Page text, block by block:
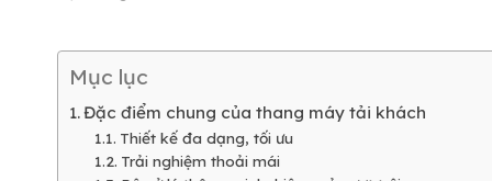
Mục lục
Đặc điểm chung của thang máy tải khách
Thiết kế đa dạng, tối ưu
Trải nghiệm thoải mái